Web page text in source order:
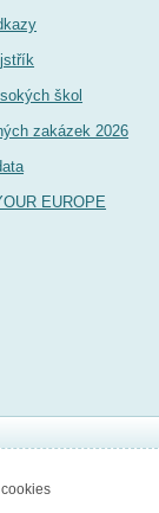
škol
zakázek 2026
EUROPE